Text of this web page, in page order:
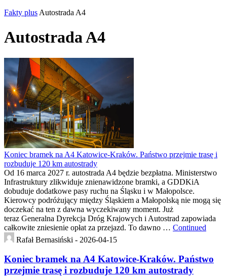
Fakty plus Autostrada A4
Autostrada A4
Koniec bramek na A4 Katowice-Kraków. Państwo przejmie trasę i
rozbuduje 120 km autostrady
Od 16 marca 2027 r. autostrada A4 będzie bezpłatna. Ministerstwo
Infrastruktury zlikwiduje znienawidzone bramki, a GDDKiA
dobuduje dodatkowe pasy ruchu na Śląsku i w Małopolsce.
Kierowcy podróżujący między Śląskiem a Małopolską nie mogą się
doczekać na ten z dawna wyczekiwany moment. Już
teraz Generalna Dyrekcja Dróg Krajowych i Autostrad zapowiada
całkowite zniesienie opłat za przejazd. To dawno … Continued
Rafał Bernasiński - 2026-04-15
Koniec bramek na A4 Katowice-Kraków. Państwo
przejmie trasę i rozbuduje 120 km autostrady